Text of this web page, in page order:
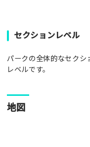
パークやスポットの写真
がみんなの参考となりま
写真
[text photo1alt
セクションレベル
パークの全体的なセクシ
レベルです。
地図